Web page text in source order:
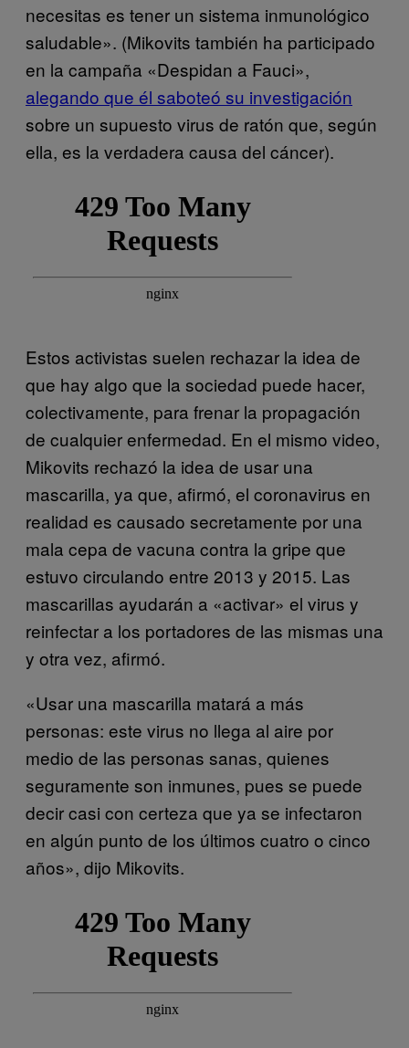
necesitas es tener un sistema inmunológico
saludable». (Mikovits también ha participado
en la campaña «Despidan a Fauci»,
alegando que él saboteó su investigación
sobre un supuesto virus de ratón que, según
ella, es la verdadera causa del cáncer).
Estos activistas suelen rechazar la idea de
que hay algo que la sociedad puede hacer,
colectivamente, para frenar la propagación
de cualquier enfermedad. En el mismo video,
Mikovits rechazó la idea de usar una
mascarilla, ya que, afirmó, el coronavirus en
realidad es causado secretamente por una
mala cepa de vacuna contra la gripe que
estuvo circulando entre 2013 y 2015. Las
mascarillas ayudarán a «activar» el virus y
reinfectar a los portadores de las mismas una
y otra vez, afirmó.
«Usar una mascarilla matará a más
personas: este virus no llega al aire por
medio de las personas sanas, quienes
seguramente son inmunes, pues se puede
decir casi con certeza que ya se infectaron
en algún punto de los últimos cuatro o cinco
años», dijo Mikovits.